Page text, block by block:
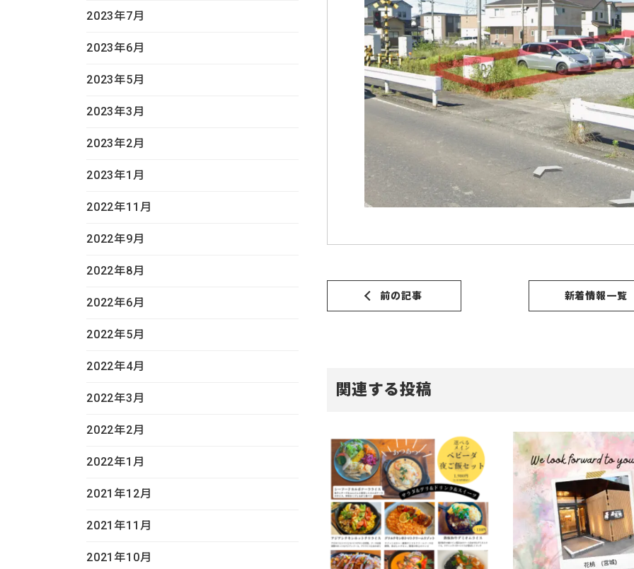
前の記事 新着情報一覧
関連する投稿
2023年7月
2023年6月
2023年5月
2023年3月
2023年2月
2023年1月
2022年11月
2022年9月
2022年8月
2022年6月
2022年5月
2022年4月
2022年3月
2022年2月
2022年1月
2021年12月
2021年11月
2021年10月